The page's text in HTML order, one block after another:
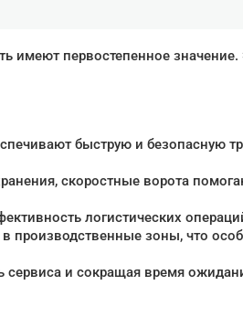
имеют первостепенное значение.
быструю и безопасную
скоростные ворота
логистических
производственные зоны, что
сервиса и сокращая время